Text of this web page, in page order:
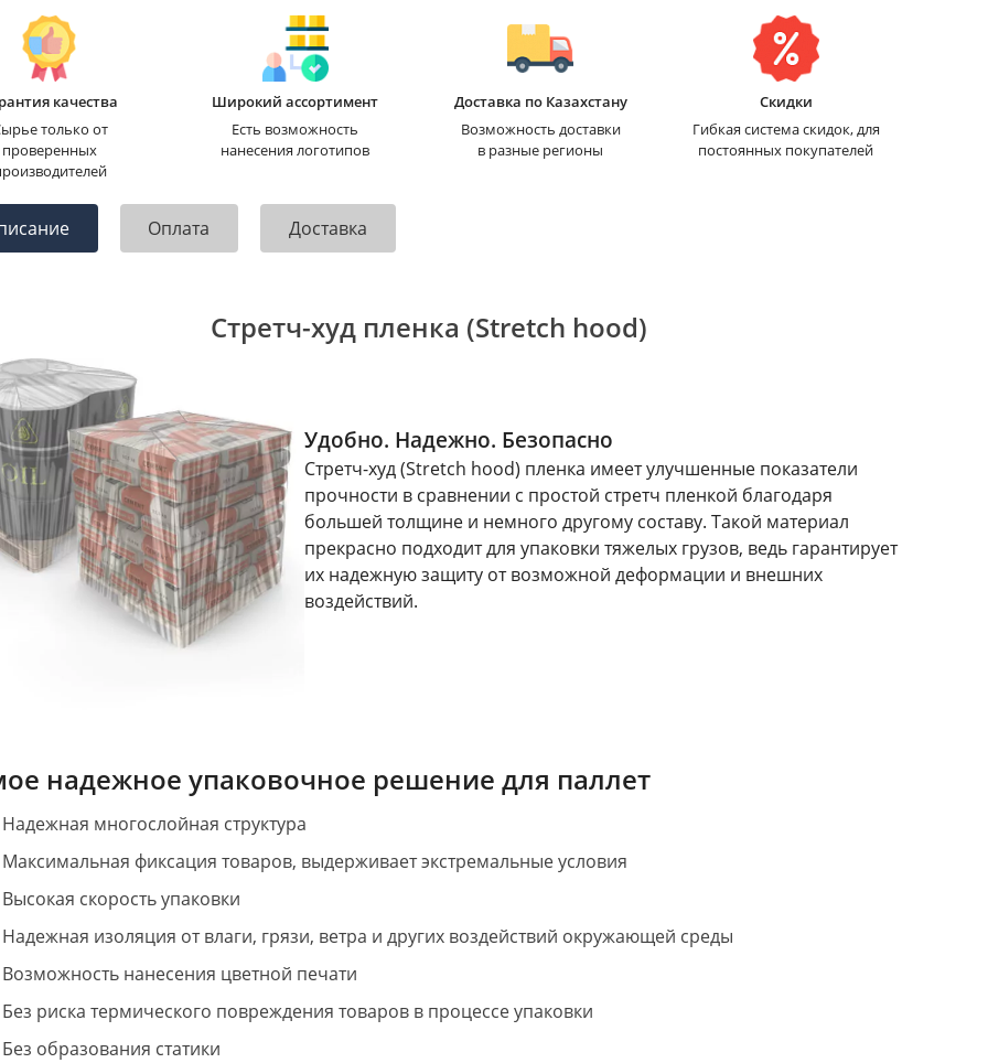
качества
только от
проверенных
Широкий ассортимент
Есть возможность
нанесения логотипов
Доставка по Казахстану
Возможность доставки
в разные регионы
Скидки
Гибкая система скидок, для
постоянных покупателей
Оплата Доставка
Стретч-худ пленка (Stretch hood)
Удобно. Надежно. Безопасно
Стретч-худ (Stretch hood) пленка имеет улучшенные показатели
прочности в сравнении с простой стретч пленкой благодаря
большей толщине и немного другому составу. Такой материал
прекрасно подходит для упаковки тяжелых грузов, ведь гарантирует
их надежную защиту от возможной деформации и внешних
воздействий.
надежное упаковочное решение для паллет
Надежная многослойная структура
Максимальная фиксация товаров, выдерживает экстремальные условия
Высокая скорость упаковки
Надежная изоляция от влаги, грязи, ветра и других воздействий окружающей среды
Возможность нанесения цветной печати
Без риска термического повреждения товаров в процессе упаковки
Без образования статики